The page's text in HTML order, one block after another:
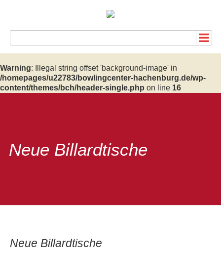
Warning: Illegal string offset 'background-image' in
/homepages/u22783/bowlingcenter-hachenburg.de/wp-
content/themes/bch/header-single.php on line 16
Neue Billardtische
Neue Billardtische